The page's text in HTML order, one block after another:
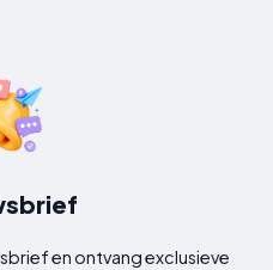
en ontvang exclusieve